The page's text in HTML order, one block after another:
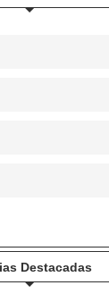
Destacadas